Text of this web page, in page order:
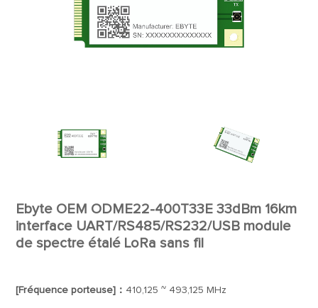
Ebyte OEM ODME22-400T33E 33dBm 16km
interface UART/RS485/RS232/USB module
de spectre étalé LoRa sans fil
[Fréquence porteuse]： 410,125 ~ 493,125 MHz